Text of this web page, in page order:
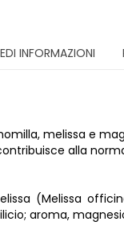
INFORMAZIONI
melissa e
alla
(Melissa
aroma,